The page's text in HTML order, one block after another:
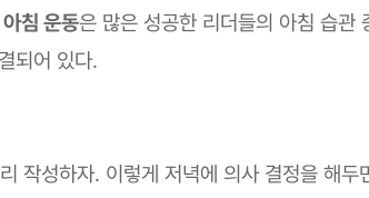
아침 운동은 많은 성공한 리더들의 아침 습관
되어 있다.
작성하자. 이렇게 저녁에 의사 결정을 해두